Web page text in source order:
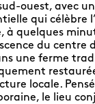
ouest, avec
qui célèbre
à quelques
du centre
une ferme
locale.
le lieu